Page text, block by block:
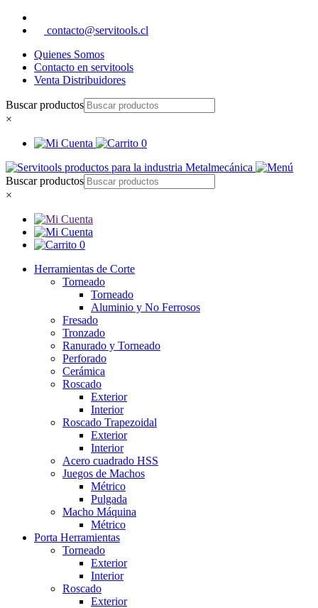
contacto@servitools.cl
Quienes Somos
Contacto en servitools
Venta Distribuidores
Buscar productos
×
0
Buscar productos
×
0
Herramientas de Corte
Torneado
Torneado
Aluminio y No Ferrosos
Fresado
Tronzado
Ranurado y Torneado
Perforado
Cerámica
Roscado
Exterior
Interior
Roscado Trapezoidal
Exterior
Interior
Acero cuadrado HSS
Juegos de Machos
Métrico
Pulgada
Macho Máquina
Métrico
Porta Herramientas
Torneado
Exterior
Interior
Roscado
Exterior